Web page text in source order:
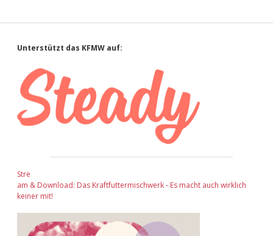
Sidebar
Unterstützt das KFMW auf:
Stre
am & Download: Das Kraftfuttermischwerk - Es macht auch wirklich
keiner mit!